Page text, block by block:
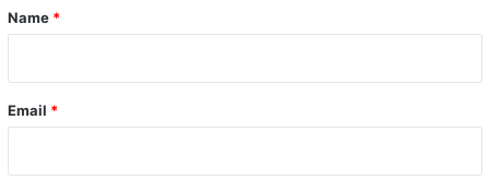
*
Name *
Email *